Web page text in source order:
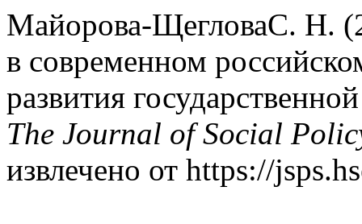
Майорова-ЩегловаС. Н.
в современном
развития
The Journal of Social
извлечено от https://